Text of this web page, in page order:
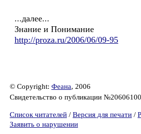
...далее...
Знание и Понимание
http://proza.ru/2006/06/09-95
© Copyright: Феана, 2006
Свидетельство о публикации
Список читателей / Версия для печати /
Заявить о нарушении